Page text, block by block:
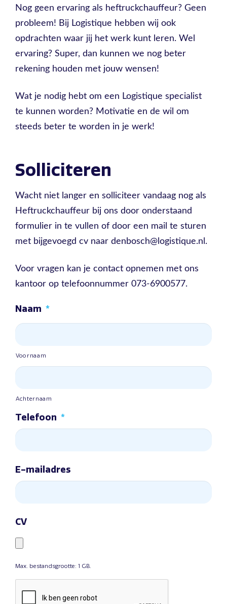
Nog geen ervaring als heftruckchauffeur? Geen
probleem! Bij Logistique hebben wij ook
opdrachten waar jij het werk kunt leren. Wel
ervaring? Super, dan kunnen we nog beter
rekening houden met jouw wensen!
Wat je nodig hebt om een Logistique specialist
te kunnen worden? Motivatie en de wil om
steeds beter te worden in je werk!
Solliciteren
Wacht niet langer en solliciteer vandaag nog als
Heftruckchauffeur bij ons door onderstaand
formulier in te vullen of door een mail te sturen
met bijgevoegd cv naar denbosch@logistique.nl.
Voor vragen kan je contact opnemen met ons
kantoor op telefoonnummer 073-6900577.
Naam *
Voornaam
Achternaam
Telefoon *
E-mailadres
CV
Max. bestandsgrootte: 1 GB.